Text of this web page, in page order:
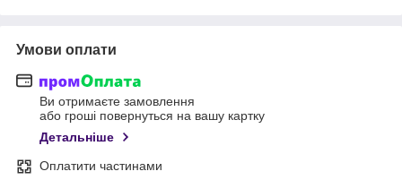
Умови оплати
Ви отримаєте замовлення
або гроші повернуться на вашу картку
Детальніше
Оплатити частинами